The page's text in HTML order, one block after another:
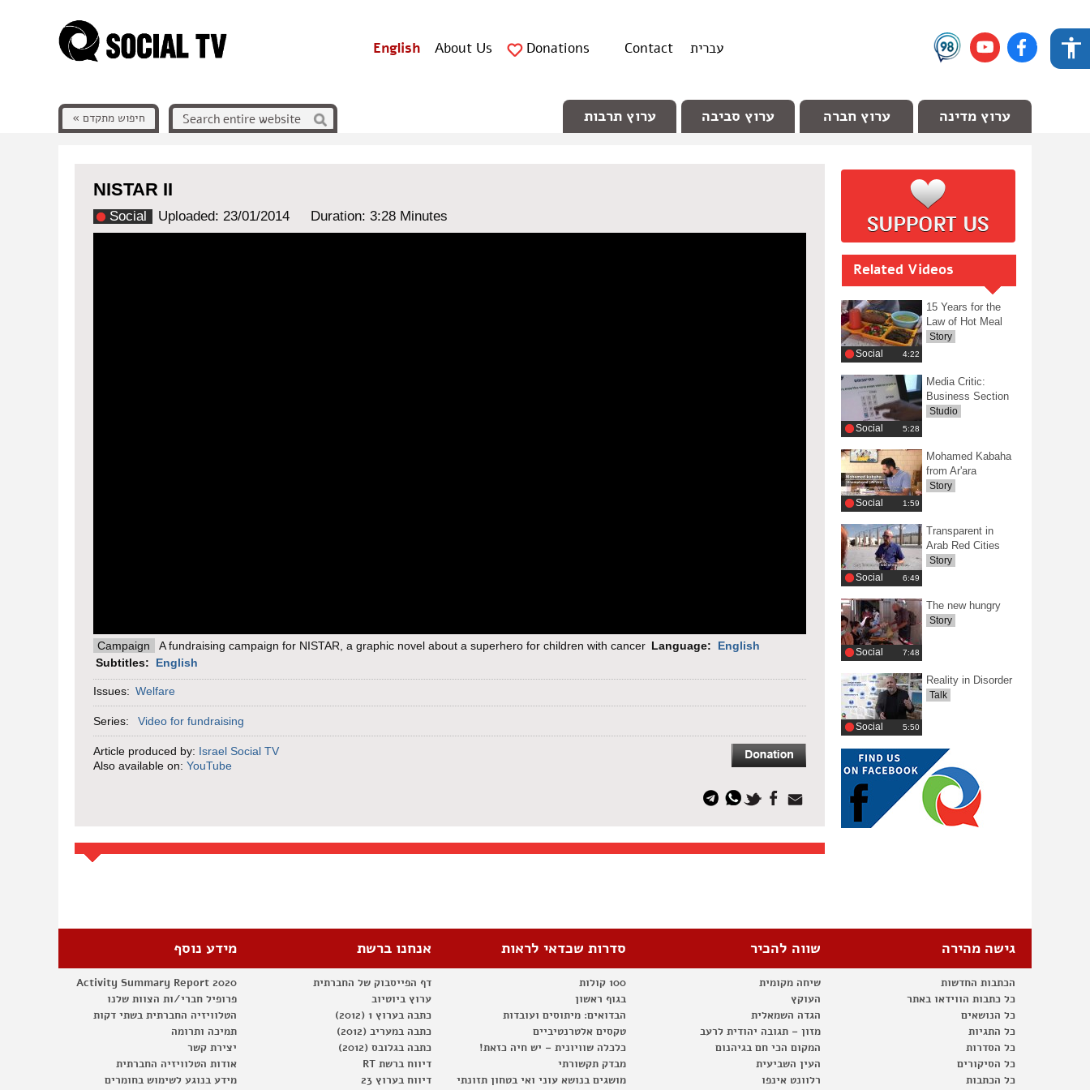
עברית Contact
Donations
About Us
English
ערוץ מדינה ערוץ חברה ערוץ סביבה ערוץ תרבות חיפוש מתקדם »
NISTAR II
Social Uploaded: 23/01/2014 Duration: ‎3:28 Minutes
Campaign A fundraising campaign for NISTAR, a graphic novel about a superhero for children with cancer Language: English
Subtitles: English
Issues: Welfare
Series: Video for fundraising
Article produced by: Israel Social TV
Also available on: YouTube
Related Videos
Social ‎4:22
15 Years for the
Law of Hot Meal
Story
Social ‎5:28
Media Critic:
Business Section
Studio
Social ‎1:59
Mohamed Kabaha
from Ar'ara
Story
Social ‎6:49
Transparent in
Arab Red Cities
Story
Social ‎7:48
The new hungry
Story
Social ‎5:50
Reality in Disorder
Talk
גישה מהירה
הכתבות החדשות
כל כתבות הווידאו באתר
כל הנושאים
כל התגיות
כל הסדרות
כל הסיקורים
כל הכתבות
שווה להכיר
שיחה מקומית
העוקץ
הגדה השמאלית
מזון – תגובה יהודית לרעב
המקום הכי חם בגיהנום
העין השביעית
רלוונט אינפו
סדרות שכדאי לראות
100 קולות
בגוף ראשון
הבדואים: מיתוסים ועובדות
טקסים אלטרנטיביים
כלכלה שוויונית – יש חיה כזאת!
מבדק תקשורתי
מושגים בנושא עוני ואי בטחון תזונתי
אנחנו ברשת
דף הפייסבוק של החברתית
ערוץ ביוטיוב
כתבה בערוץ 1 (2012)
כתבה במעריב (2012)
כתבה בגלובס (2012)
דיווח ברשת RT
דיווח בערוץ 23
מידע נוסף
Activity Summary Report 2020
פרופיל חברי/ות הצוות שלנו
הטלוויזיה החברתית בשתי דקות
תמיכה ותרומה
יצירת קשר
אודות הטלוויזיה החברתית
מידע בנוגע לשימוש בחומרים